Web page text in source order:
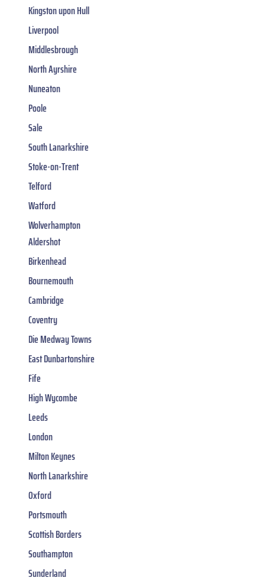
Kingston upon Hull
Liverpool
Middlesbrough
North Ayrshire
Nuneaton
Poole
Sale
South Lanarkshire
Stoke-on-Trent
Telford
Watford
Wolverhampton
Aldershot
Birkenhead
Bournemouth
Cambridge
Coventry
Die Medway Towns
East Dunbartonshire
Fife
High Wycombe
Leeds
London
Milton Keynes
North Lanarkshire
Oxford
Portsmouth
Scottish Borders
Southampton
Sunderland